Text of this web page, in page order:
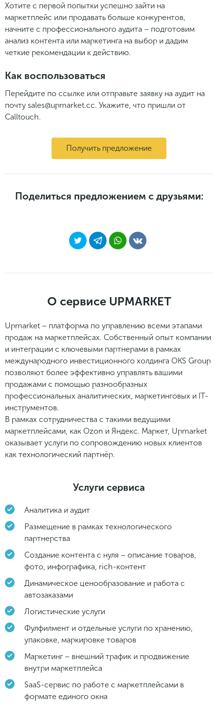
Хотите с первой попытки успешно зайти на
маркетплейс или продавать больше конкурентов,
начните с профессионального аудита – подготовим
анализ контента или маркетинга на выбор и дадим
четкие рекомендации к действию.
Как воспользоваться
Перейдите по ссылке или отправьте заявку на аудит на
почту sales@upmarket.cc. Укажите, что пришли от
Calltouch.
Получить предложение
Поделиться предложением с друзьями:
О сервисе UPMARKET
Upmarket – платформа по управлению всеми этапами
продаж на маркетплейсах. Собственный опыт компании
и интеграции с ключевыми партнерами в рамках
международного инвестиционного холдинга OKS Group
позволяют более эффективно управлять вашими
продажами с помощью разнообразных
профессиональных аналитических, маркетинговых и IT-
инструментов.
В рамках сотрудничества с такими ведущими
маркетплейсами, как Ozon и Яндекс. Маркет, Upmarket
оказывает услуги по сопровождению новых клиентов
как технологический партнёр.
Услуги сервиса
Аналитика и аудит
Размещение в рамках технологического
партнерства
Создание контента с нуля – описание товаров,
фото, инфографика, rich-контент
Динамическое ценообразование и работа с
автозаказами
Логистические услуги
Фулфилмент и отдельные услуги по хранению,
упаковке, маркировке товаров
Маркетинг – внешний трафик и продвижение
внутри маркетплейса
SaaS-сервис по работе с маркетплейсами в
формате единого окна